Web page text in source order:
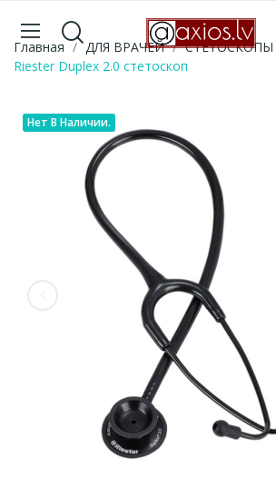
Главная ДЛЯ ВРАЧЕЙ СТЕТОСКОПЫ
Riester Duplex 2.0 стетоскоп
Нет В Наличии.